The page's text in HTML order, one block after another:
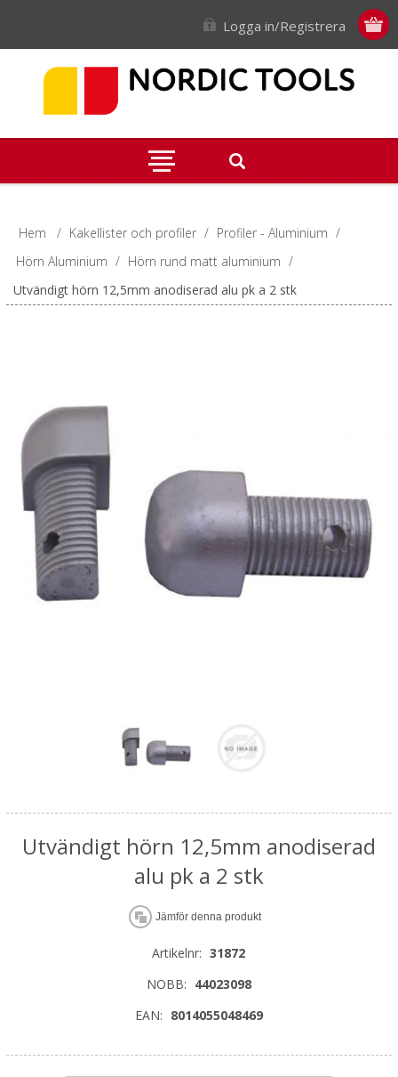
Logga in/Registrera
Hem / Kakellister och profiler / Profiler - Aluminium /
Hörn Aluminium / Hörn rund matt aluminium /
Utvändigt hörn 12,5mm anodiserad alu pk a 2 stk
Utvändigt hörn 12,5mm anodiserad
alu pk a 2 stk
Jämför denna produkt
Artikelnr: 31872
NOBB: 44023098
EAN: 8014055048469